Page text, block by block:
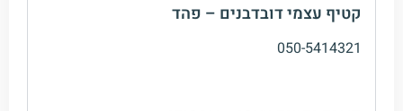
קטיף עצמי דובדבנים – פהד
050-5414321